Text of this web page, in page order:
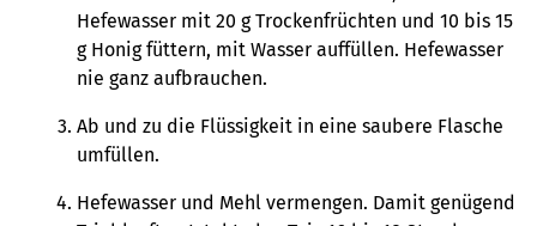
Hefewasser mit 20 g Trockenfrüchten und 10 bis 15
g Honig füttern, mit Wasser auffüllen. Hefewasser
nie ganz aufbrauchen.
Ab und zu die Flüssigkeit in eine saubere Flasche
umfüllen.
Hefewasser und Mehl vermengen. Damit genügend